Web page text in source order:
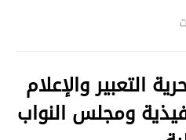
التعبير والإعلام
ومجلس النواب